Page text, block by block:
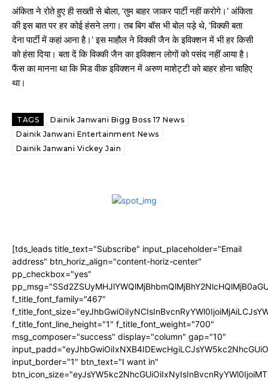
अंकिता ने रोते हुए ही सख्ती से बोला, ‘तुम बाहर जाकर पार्टी नहीं करोगे।’ अंकिता
की इस बात पर हर कोई हंसने लगा। तब बिग बॉस भी बोल पड़े थे, ‘विक्की बता
देना पार्टी में कहां आना है।’ इस माहौल ने विक्की जैन के इविक्शन में भी हर किसी
को हंसा दिया। बता दें कि विक्की जैन का इविक्शन लोगों को पसंद नहीं आया है।
फैंस का मानना था कि मिड वीक इविक्शन में अरुण माशेट्टी को बाहर होना चाहिए
था।
TAGS
Dainik Janwani Bigg Boss 17 News
Dainik Janwani Entertainment News
Dainik Janwani Vickey Jain
[tds_leads title_text="Subscribe" input_placeholder="Email
address" btn_horiz_align="content-horiz-center"
pp_checkbox="yes"
f_title_font_family="467"
f_title_font_line_height="1" f_title_font_weight="700"
msg_composer="success" display="column" gap="10"
input_border="1" btn_text="I want in"